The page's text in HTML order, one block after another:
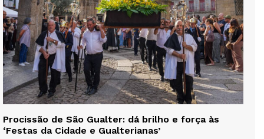
Procissão de São Gualter: dá brilho e força às
‘Festas da Cidade e Gualterianas’